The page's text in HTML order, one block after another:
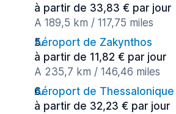
à partir de 33,83 € par jour
A 189,5 km / 117,75 miles
Aéroport de Zakynthos
à partir de 11,82 € par jour
A 235,7 km / 146,46 miles
Aéroport de Thessalonique
à partir de 32,23 € par jour